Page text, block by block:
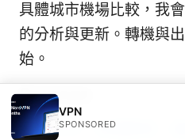
具體城市機場比較，我
的分析與更新。轉機與
始。
Sources:
电脑VPN：全面解读、选
VPN
SPONSORED